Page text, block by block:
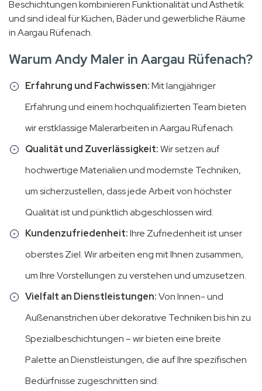
Beschichtungen kombinieren Funktionalität und Ästhetik
und sind ideal für Küchen, Bäder und gewerbliche Räume
in Aargau Rüfenach.
Warum Andy Maler in Aargau Rüfenach?
Erfahrung und Fachwissen:Mit langjähriger
Erfahrung und einem hochqualifizierten Team bieten
wir erstklassige Malerarbeiten in Aargau Rüfenach.
Qualität und Zuverlässigkeit:Wir setzen auf
hochwertige Materialien und modernste Techniken,
um sicherzustellen, dass jede Arbeit von höchster
Qualität ist und pünktlich abgeschlossen wird.
Kundenzufriedenheit:Ihre Zufriedenheit ist unser
oberstes Ziel. Wir arbeiten eng mit Ihnen zusammen,
um Ihre Vorstellungen zu verstehen und umzusetzen.
Vielfalt an Dienstleistungen:Von Innen- und
Außenanstrichen über dekorative Techniken bis hin zu
Spezialbeschichtungen – wir bieten eine breite
Palette an Dienstleistungen, die auf Ihre spezifischen
Bedürfnisse zugeschnitten sind.